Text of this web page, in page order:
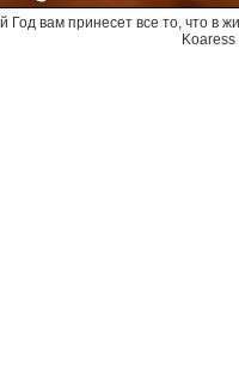
Год вам принесет все то, что в
Koaress